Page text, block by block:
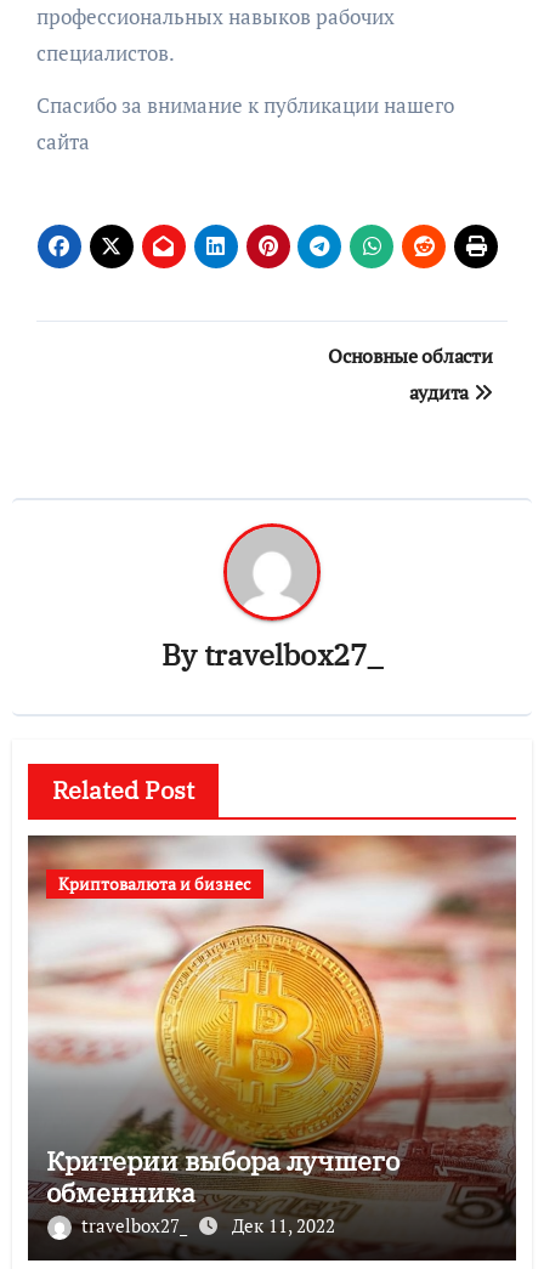
профессиональных навыков рабочих
специалистов.
Спасибо за внимание к публикации нашего
сайта
Основные области
аудита
Bytravelbox27_
Related Post
Криптовалюта и бизнес
Критерии выбора лучшего
обменника
travelbox27_ Дек 11, 2022